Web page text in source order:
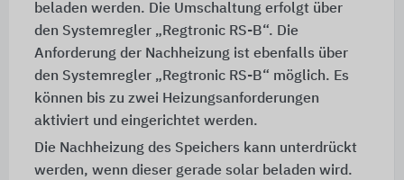
beladen werden. Die Umschaltung erfolgt über
den Systemregler „Regtronic RS-B“. Die
Anforderung der Nachheizung ist ebenfalls über
den Systemregler „Regtronic RS-B“ möglich. Es
können bis zu zwei Heizungsanforderungen
aktiviert und eingerichtet werden.
Die Nachheizung des Speichers kann unterdrückt
werden, wenn dieser gerade solar beladen wird.